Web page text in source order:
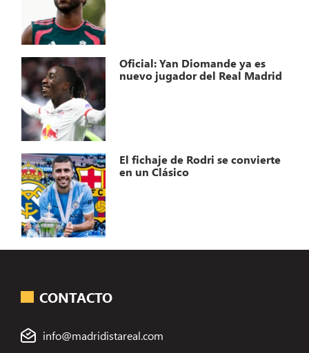
Oficial: Yan Diomande ya es
nuevo jugador del Real Madrid
El fichaje de Rodri se convierte
en un Clásico
CONTACTO
info@madridistareal.com